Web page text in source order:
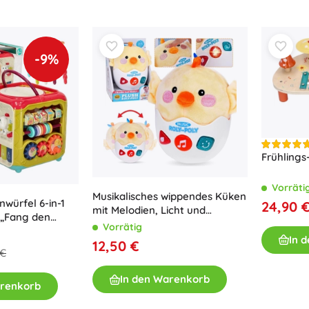
Füttern und Stillen
Baden
Schlaf
Kinderwagen
+Mehr anzeigen
Elektronisches Spielzeug
Ferngesteuertes Spielzeug
Spielkonsolen
Mikroskope und Teleskope
Mehr anzeigen
-9%
6-in-1
den
Musikalisches wippendes Küken
mit Melodien, Licht und
Geräuschen
Vorrätig
12,50 €
In den Warenkorb
24,90 €
In